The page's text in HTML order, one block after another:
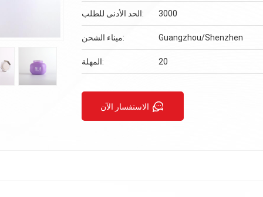
الحد الأدنى للطلب: 3000
ميناء الشحن: Guangzhou/Shenzhen
المهلة: 20
الاستفسار الآن